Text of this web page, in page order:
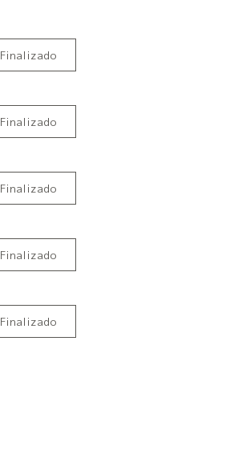
Finalizado
Finalizado
Finalizado
Finalizado
Finalizado